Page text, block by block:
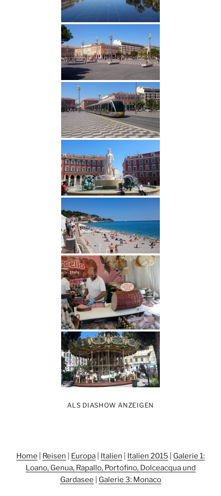
ALS DIASHOW ANZEIGEN
Home Reisen Europa Italien Italien 2015
Galerie 1:
Loano, Genua, Rapallo, Portofino, Dolceacqua und
Gardasee
Galerie 3: Monaco